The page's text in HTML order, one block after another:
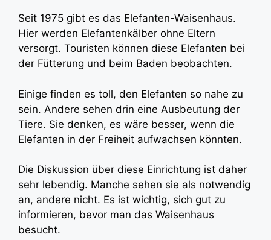
Seit 1975 gibt es das Elefanten-Waisenhaus.
Hier werden Elefantenkälber ohne Eltern
versorgt. Touristen können diese Elefanten bei
der Fütterung und beim Baden beobachten.
Einige finden es toll, den Elefanten so nahe zu
sein. Andere sehen drin eine Ausbeutung der
Tiere. Sie denken, es wäre besser, wenn die
Elefanten in der Freiheit aufwachsen könnten.
Die Diskussion über diese Einrichtung ist daher
sehr lebendig. Manche sehen sie als notwendig
an, andere nicht. Es ist wichtig, sich gut zu
informieren, bevor man das Waisenhaus
besucht.